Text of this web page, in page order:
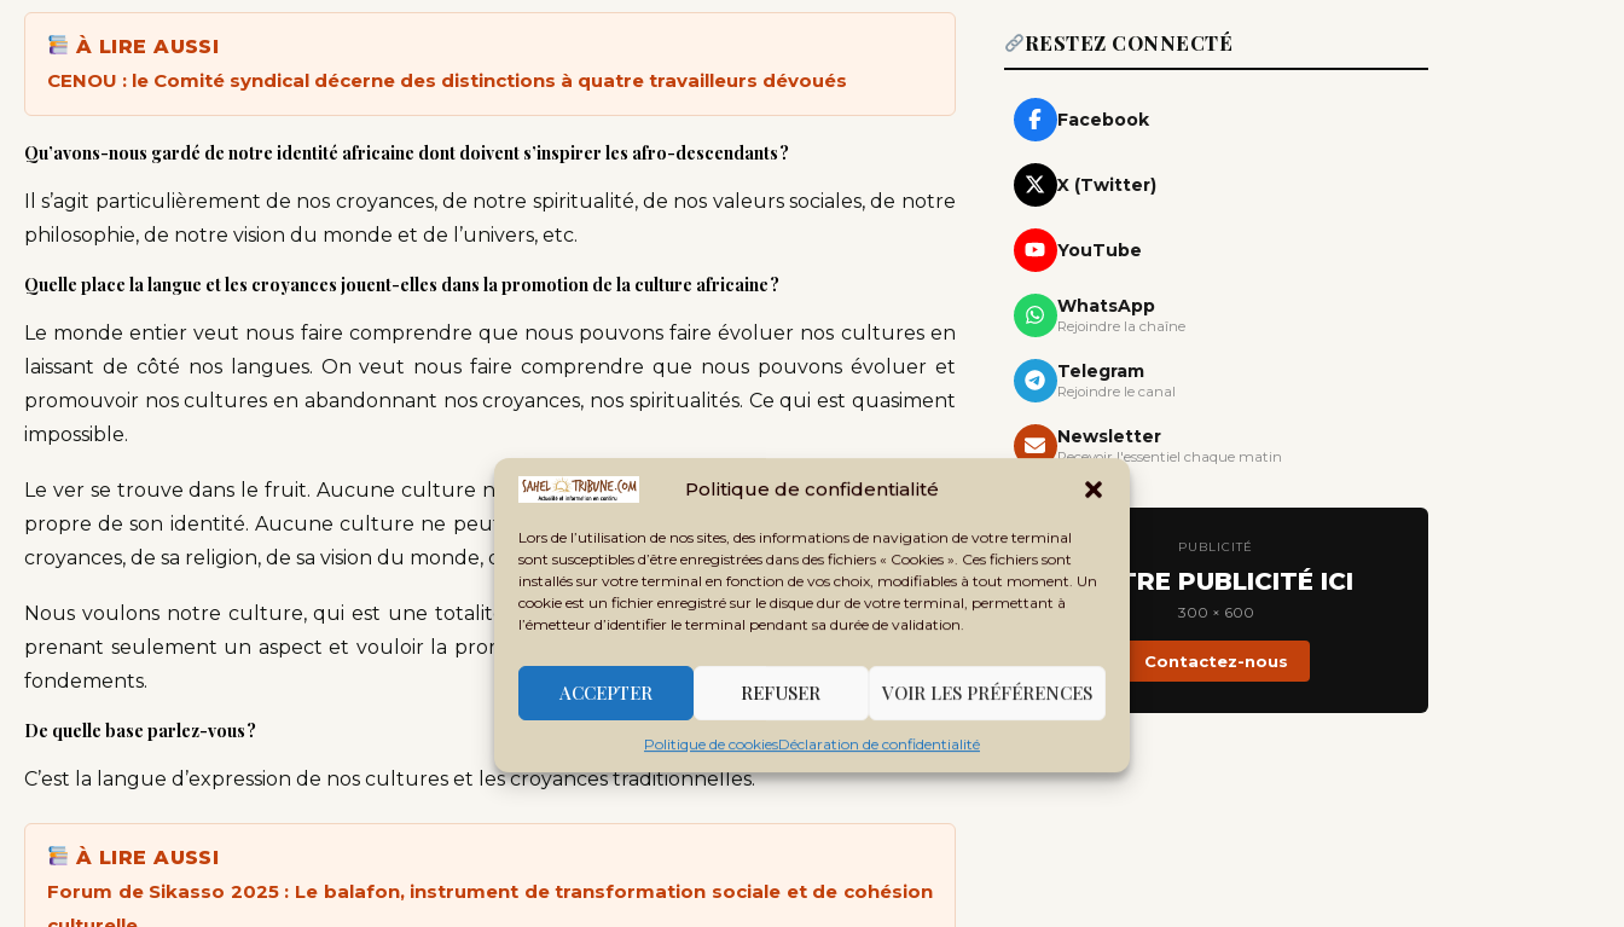
Politique de confidentialité
Lors de l’utilisation de nos sites, des informations de navigation de votre terminal
sont susceptibles d’être enregistrées dans des fichiers « Cookies ». Ces fichiers sont
installés sur votre terminal en fonction de vos choix, modifiables à tout moment. Un
cookie est un fichier enregistré sur le disque dur de votre terminal, permettant à
l’émetteur d’identifier le terminal pendant sa durée de validation.
ACCEPTER REFUSER VOIR LES PRÉFÉRENCES
Politique de cookiesDéclaration de confidentialité
À LIRE AUSSI
CENOU : le Comité syndical décerne des distinctions à quatre travailleurs dévoués
Qu’avons-nous gardé de notre identité africaine dont doivent s’inspirer les afro-descendants ?
Il s’agit particulièrement de nos croyances, de notre spiritualité, de nos valeurs sociales, de notre
philosophie, de notre vision du monde et de l’univers, etc.
Quelle place la langue et les croyances jouent-elles dans la promotion de la culture africaine ?
Le monde entier veut nous faire comprendre que nous pouvons faire évoluer nos cultures en
laissant de côté nos langues. On veut nous faire comprendre que nous pouvons évoluer et
promouvoir nos cultures en abandonnant nos croyances, nos spiritualités. Ce qui est quasiment
impossible.
Le ver se trouve dans le fruit. Aucune culture ne peut se développer sans langue d’expression
propre de son identité. Aucune culture ne peut se développer sans une vision affirmée de ses
croyances, de sa religion, de sa vision du monde, de sa philosophie, de sa spiritualité.
Nous voulons notre culture, qui est une totalité. On ne peut pas développer une culture en
prenant seulement un aspect et vouloir la promouvoir sans pour autant aller à la base de ses
fondements.
De quelle base parlez-vous ?
C’est la langue d’expression de nos cultures et les croyances traditionnelles.
À LIRE AUSSI
Forum de Sikasso 2025 : Le balafon, instrument de transformation sociale et de cohésion
RESTEZ CONNECTÉ
Facebook
X (Twitter)
YouTube
WhatsApp
Rejoindre la chaîne
Telegram
Rejoindre le canal
Newsletter
Recevoir l'essentiel chaque matin
PUBLICITÉ
VOTRE PUBLICITÉ ICI
300 × 600
Contactez-nous